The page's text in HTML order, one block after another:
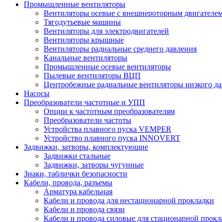
Промышленные вентиляторы
Вентиляторы осевые с внешнероторным
Тягодутьевые машины
Вентиляторы для электродвигателей
Вентиляторы крышные
Вентиляторы радиальные среднего давления
Канальные вентиляторы
Промышленные осевые вентиляторы
Пылевые вентиляторы ВЦП
Центробежные радиальные вентиляторы низкого
Насосы
Преобразователи частотные и УПП
Опции к частотным преобразователям
Преобразователи частоты
Устройства плавного пуска VEMPER
Устройство плавного пуска INNOVERT
Задвижки, затворы, комплектующие
Задвижки стальные
Задвижки, затворы чугунные
Знаки, таблички безопасности
Кабели, провода, разъемы
Арматура кабельная
Кабели и провода для нестационарной прокладки
Кабели и провода связи
Кабели и провода силовые для стационарной